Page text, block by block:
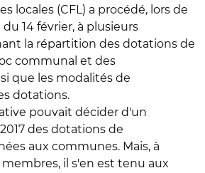
locales (CFL) a procédé, lors de
14 février, à plusieurs
la répartition des dotations de
communal et des
que les modalités de
dotations.
pouvait décider d'un
des dotations de
aux communes. Mais, à
il s'en est tenu aux